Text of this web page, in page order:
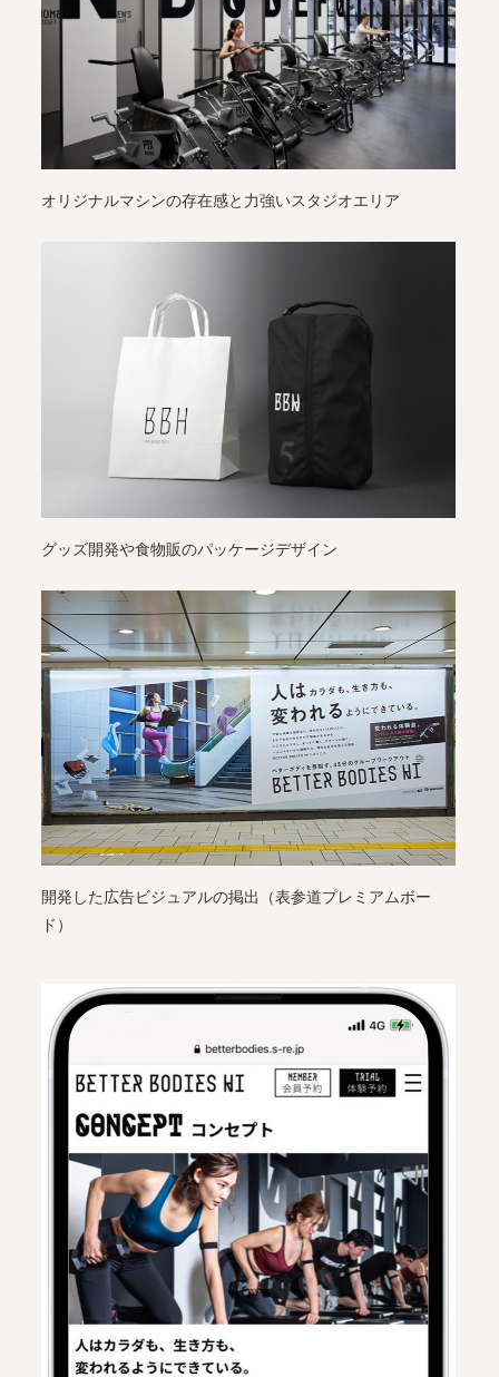
オリジナルマシンの存在感と力強いスタジオエリア
グッズ開発や食物販のパッケージデザイン
開発した広告ビジュアルの掲出（表参道プレミアムボー
ド）